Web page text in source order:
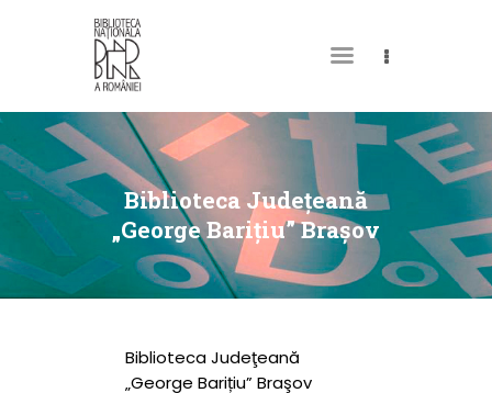
Biblioteca Judeţeană
„George Barițiu” Braşov
DESPRE NOI
PERMISUL MEU DE
BIBLIOTECĂ
CATALOAGE ȘI
COLECȚII
EVENIMENTE
Biblioteca Judeţeană
„George Barițiu” Braşov